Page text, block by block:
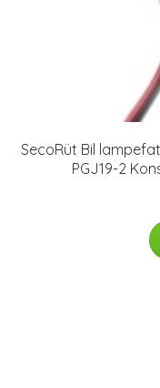
SecoRüt Bil
PGJ19-2